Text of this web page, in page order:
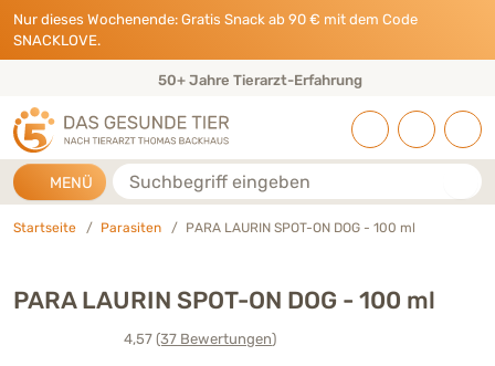
Direkt zu:
INHALT
HAUPTMENÜ
FOOTER
Nur dieses Wochenende: Gratis Snack ab 90 € mit dem Code
SNACKLOVE.
50+ Jahre Tierarzt-Erfahrung
MENÜ Suche
Startseite Parasiten PARA LAURIN SPOT-ON DOG - 100 ml
PARA LAURIN SPOT-ON DOG - 100 ml
4,57(37 Bewertungen)